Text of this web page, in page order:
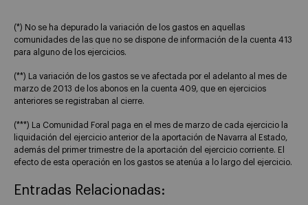
(*) No se ha depurado la variación de los gastos en aquellas
comunidades de las que no se dispone de información de la cuenta 413
para alguno de los ejercicios.
(**) La variación de los gastos se ve afectada por el adelanto al mes de
marzo de 2013 de los abonos en la cuenta 409, que en ejercicios
anteriores se registraban al cierre.
(***) La Comunidad Foral paga en el mes de marzo de cada ejercicio la
liquidación del ejercicio anterior de la aportación de Navarra al Estado,
además del primer trimestre de la aportación del ejercicio corriente. El
efecto de esta operación en los gastos se atenúa a lo largo del ejercicio.
Entradas Relacionadas: